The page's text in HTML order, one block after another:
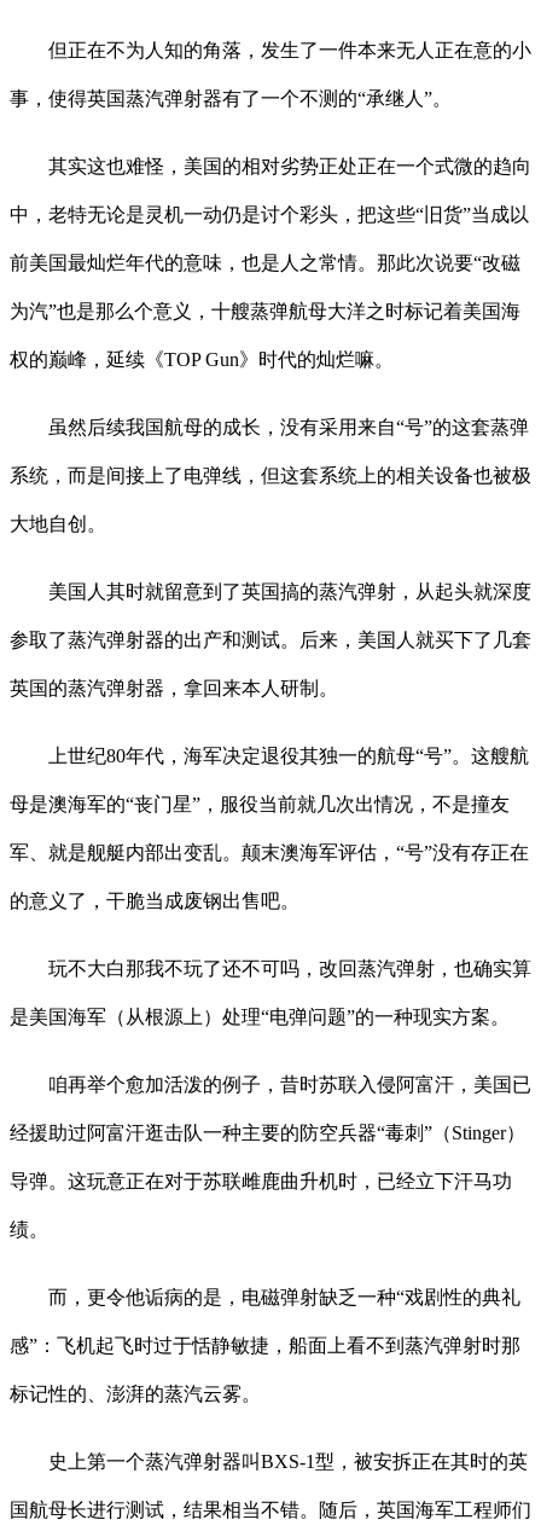
但正在不为人知的角落，发生了一件本来无人正在意的小
事，使得英国蒸汽弹射器有了一个不测的“承继人”。
其实这也难怪，美国的相对劣势正处正在一个式微的趋向
中，老特无论是灵机一动仍是讨个彩头，把这些“旧货”当成以
前美国最灿烂年代的意味，也是人之常情。那此次说要“改磁
为汽”也是那么个意义，十艘蒸弹航母大洋之时标记着美国海
权的巅峰，延续《TOP Gun》时代的灿烂嘛。
虽然后续我国航母的成长，没有采用来自“号”的这套蒸弹
系统，而是间接上了电弹线，但这套系统上的相关设备也被极
大地自创。
美国人其时就留意到了英国搞的蒸汽弹射，从起头就深度
参取了蒸汽弹射器的出产和测试。后来，美国人就买下了几套
英国的蒸汽弹射器，拿回来本人研制。
上世纪80年代，海军决定退役其独一的航母“号”。这艘航
母是澳海军的“丧门星”，服役当前就几次出情况，不是撞友
军、就是舰艇内部出变乱。颠末澳海军评估，“号”没有存正在
的意义了，干脆当成废钢出售吧。
玩不大白那我不玩了还不可吗，改回蒸汽弹射，也确实算
是美国海军（从根源上）处理“电弹问题”的一种现实方案。
咱再举个愈加活泼的例子，昔时苏联入侵阿富汗，美国已
经援助过阿富汗逛击队一种主要的防空兵器“毒刺”（Stinger）
导弹。这玩意正在对于苏联雌鹿曲升机时，已经立下汗马功
绩。
而，更令他诟病的是，电磁弹射缺乏一种“戏剧性的典礼
感”：飞机起飞时过于恬静敏捷，船面上看不到蒸汽弹射时那
标记性的、澎湃的蒸汽云雾。
史上第一个蒸汽弹射器叫BXS-1型，被安拆正在其时的英
国航母长进行测试，结果相当不错。随后，英国海军工程师们